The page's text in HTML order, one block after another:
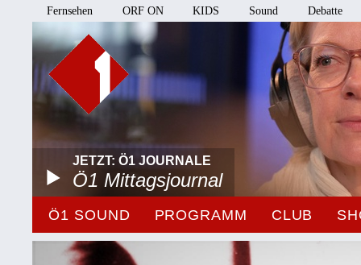
Fernsehen ORF ON KIDS Sound Debatte
JETZT: Ö1 JOURNALE
Ö1 Mittagsjournal
Ö1 SOUND PROGRAMM CLUB